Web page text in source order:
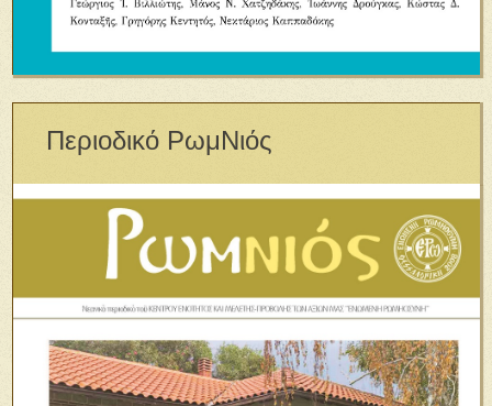
Περιοδικό ΡωμΝιός